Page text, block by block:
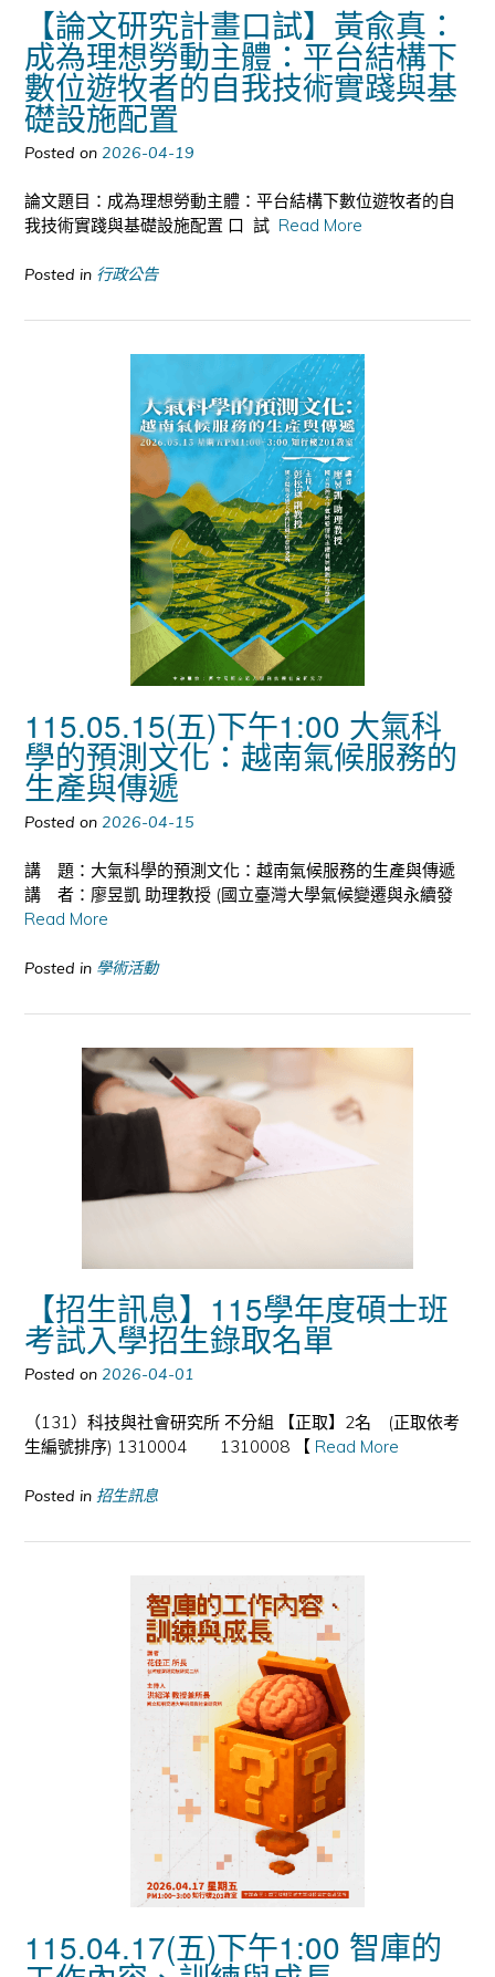
【論文研究計畫口試】黃兪真：
成為理想勞動主體：平台結構下
數位遊牧者的自我技術實踐與基
礎設施配置
Posted on 2026-04-19
論文題目：成為理想勞動主體：平台結構下數位遊牧者的自
我技術實踐與基礎設施配置 口 試 Read More
Posted in 行政公告
115.05.15(五)下午1:00 大氣科
學的預測文化：越南氣候服務的
生產與傳遞
Posted on 2026-04-15
講 題：大氣科學的預測文化：越南氣候服務的生產與傳遞
講 者：廖昱凱 助理教授 (國立臺灣大學氣候變遷與永續發
Read More
Posted in 學術活動
【招生訊息】115學年度碩士班
考試入學招生錄取名單
Posted on 2026-04-01
（131）科技與社會研究所 不分組 【正取】2名 (正取依考
生編號排序) 1310004 1310008 【 Read More
Posted in 招生訊息
115.04.17(五)下午1:00 智庫的